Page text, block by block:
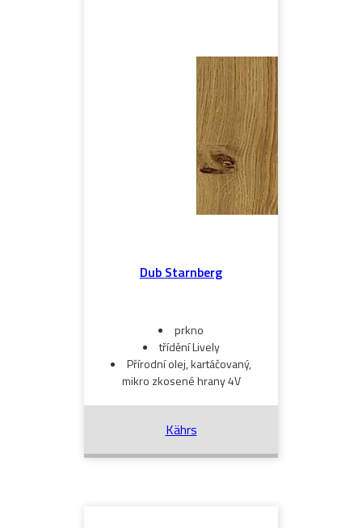
Dub Starnberg
prkno
třídění Lively
Přírodní olej, kartáčovaný,
mikro zkosené hrany 4V
Kährs